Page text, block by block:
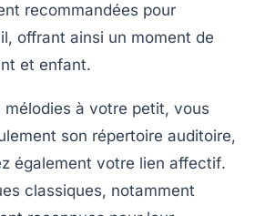
recommandées pour
offrant ainsi un moment de
et enfant.
mélodies à votre petit, vous
son répertoire auditoire,
également votre lien affectif.
classiques, notamment